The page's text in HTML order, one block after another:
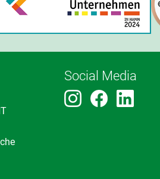
Social Media